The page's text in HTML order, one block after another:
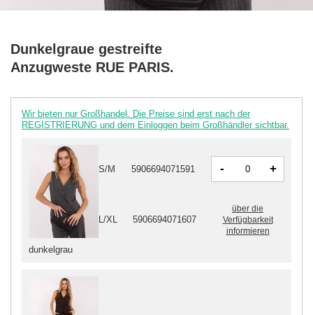
Dunkelgraue gestreifte
Anzugweste RUE PARIS.
Wir bieten nur Großhandel. Die Preise sind erst nach der
REGISTRIERUNG und dem Einloggen beim Großhändler sichtbar.
dunkelgrau
S/M 5906694071591 - +
L/XL 5906694071607
über die
Verfügbarkeit
informieren